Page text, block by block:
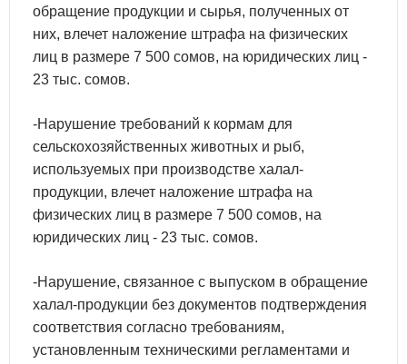
обращение продукции и сырья, полученных от
них, влечет наложение штрафа на физических
лиц в размере 7 500 сомов, на юридических лиц -
23 тыс. сомов.
-Нарушение требований к кормам для
сельскохозяйственных животных и рыб,
используемых при производстве халал-
продукции, влечет наложение штрафа на
физических лиц в размере 7 500 сомов, на
юридических лиц - 23 тыс. сомов.
-Нарушение, связанное с выпуском в обращение
халал-продукции без документов подтверждения
соответствия согласно требованиям,
установленным техническими регламентами и